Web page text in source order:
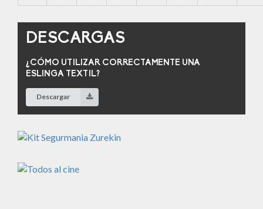
DESCARGAS
¿CÓMO UTILIZAR CORRECTAMENTE UNA
ESLINGA TEXTIL?
Descargar